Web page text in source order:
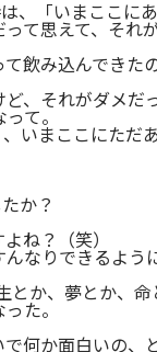
、「いまここに
て思えて、それ
飲み込んできたの
、それがダメだ
て。
いまここにただ
か？
ね？（笑）
なりできるよう
か、夢とか、命
た。
何か面白いの、